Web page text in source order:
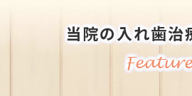
当院の入れ歯治